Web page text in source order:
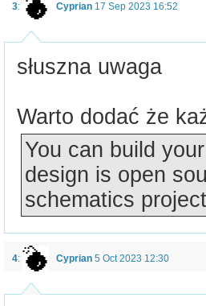
3: Cyprian 17 Sep 2023 16:52
słuszna uwaga
Warto dodać że
You can build
design is open
schematics
4: Cyprian 5 Oct 2023 12:30